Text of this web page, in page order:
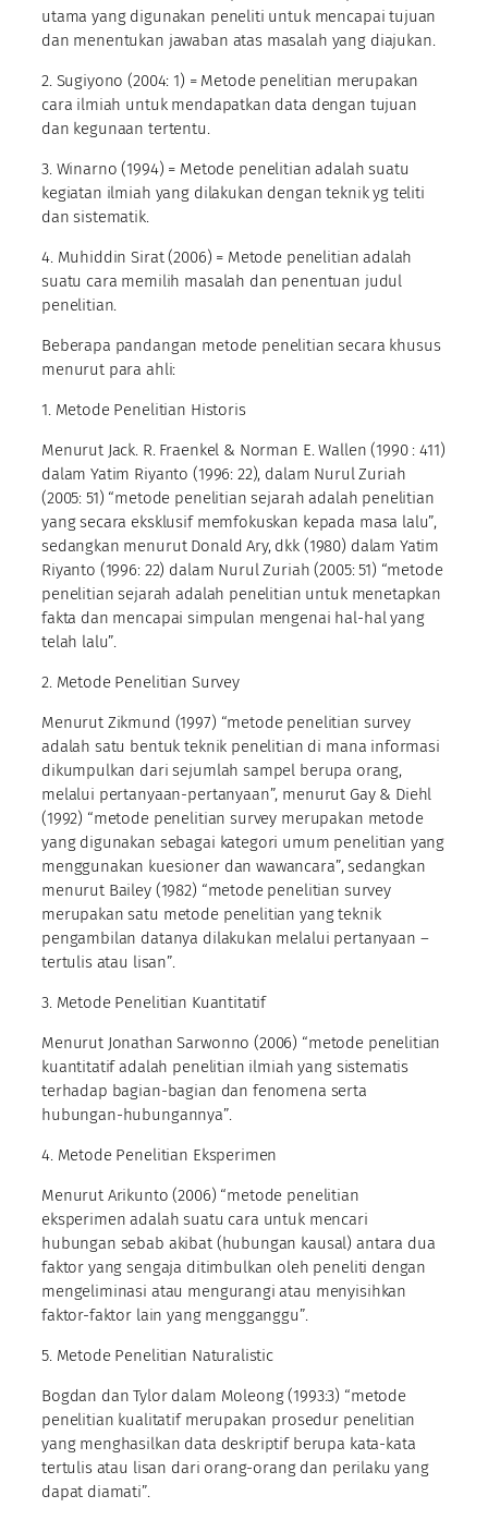
utama yang digunakan peneliti untuk mencapai tujuan
dan menentukan jawaban atas masalah yang diajukan.
2. Sugiyono (2004: 1) = Metode penelitian merupakan
cara ilmiah untuk mendapatkan data dengan tujuan
dan kegunaan tertentu.
3. Winarno (1994) = Metode penelitian adalah suatu
kegiatan ilmiah yang dilakukan dengan teknik yg teliti
dan sistematik.
4. Muhiddin Sirat (2006) = Metode penelitian adalah
suatu cara memilih masalah dan penentuan judul
penelitian.
Beberapa pandangan metode penelitian secara khusus
menurut para ahli:
1. Metode Penelitian Historis
Menurut Jack. R. Fraenkel & Norman E. Wallen (1990 : 411)
dalam Yatim Riyanto (1996: 22), dalam Nurul Zuriah
(2005: 51) “metode penelitian sejarah adalah penelitian
yang secara eksklusif memfokuskan kepada masa lalu”,
sedangkan menurut Donald Ary, dkk (1980) dalam Yatim
Riyanto (1996: 22) dalam Nurul Zuriah (2005: 51) “metode
penelitian sejarah adalah penelitian untuk menetapkan
fakta dan mencapai simpulan mengenai hal-hal yang
telah lalu”.
2. Metode Penelitian Survey
Menurut Zikmund (1997) “metode penelitian survey
adalah satu bentuk teknik penelitian di mana informasi
dikumpulkan dari sejumlah sampel berupa orang,
melalui pertanyaan-pertanyaan”, menurut Gay & Diehl
(1992) “metode penelitian survey merupakan metode
yang digunakan sebagai kategori umum penelitian yang
menggunakan kuesioner dan wawancara”, sedangkan
menurut Bailey (1982) “metode penelitian survey
merupakan satu metode penelitian yang teknik
pengambilan datanya dilakukan melalui pertanyaan –
tertulis atau lisan”.
3. Metode Penelitian Kuantitatif
Menurut Jonathan Sarwonno (2006) “metode penelitian
kuantitatif adalah penelitian ilmiah yang sistematis
terhadap bagian-bagian dan fenomena serta
hubungan-hubungannya”.
4. Metode Penelitian Eksperimen
Menurut Arikunto (2006) “metode penelitian
eksperimen adalah suatu cara untuk mencari
hubungan sebab akibat (hubungan kausal) antara dua
faktor yang sengaja ditimbulkan oleh peneliti dengan
mengeliminasi atau mengurangi atau menyisihkan
faktor-faktor lain yang mengganggu”.
5. Metode Penelitian Naturalistic
Bogdan dan Tylor dalam Moleong (1993:3) “metode
penelitian kualitatif merupakan prosedur penelitian
yang menghasilkan data deskriptif berupa kata-kata
tertulis atau lisan dari orang-orang dan perilaku yang
dapat diamati”.